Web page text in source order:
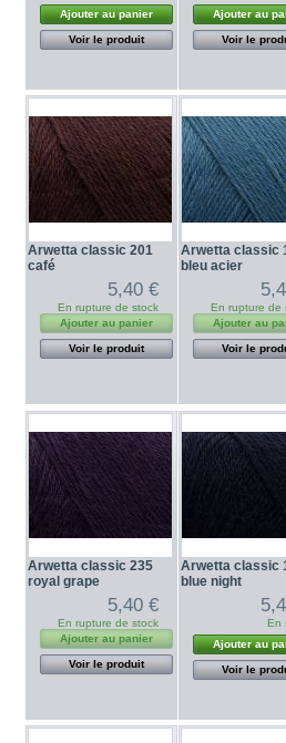
Ajouter au panier
Voir le produit
Ajouter au
Voir le
Arwetta classic 201
café
5,40 €
En rupture de stock
Ajouter au panier
Voir le produit
Arwetta classic
bleu acier
En rupture de
Ajouter au
Voir le
Arwetta classic 235
royal grape
5,40 €
En rupture de stock
Ajouter au panier
Voir le produit
Arwetta classic
blue night
En
Ajouter au
Voir le